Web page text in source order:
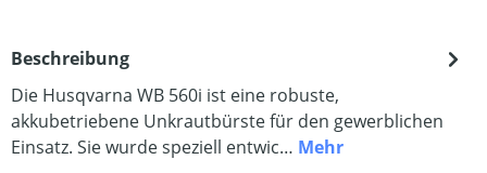
Beschreibung
Die Husqvarna WB 560i ist eine robuste,
akkubetriebene Unkrautbürste für den gewerblichen
Einsatz. Sie wurde speziell entwic… Mehr